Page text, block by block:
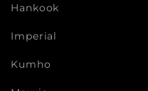
Hankook
Imperial
Kumho